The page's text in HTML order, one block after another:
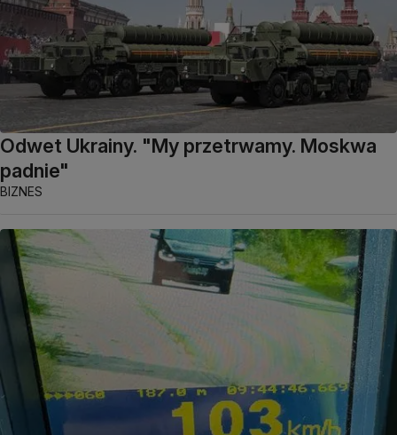
Odwet Ukrainy. "My przetrwamy. Moskwa
padnie"
BIZNES